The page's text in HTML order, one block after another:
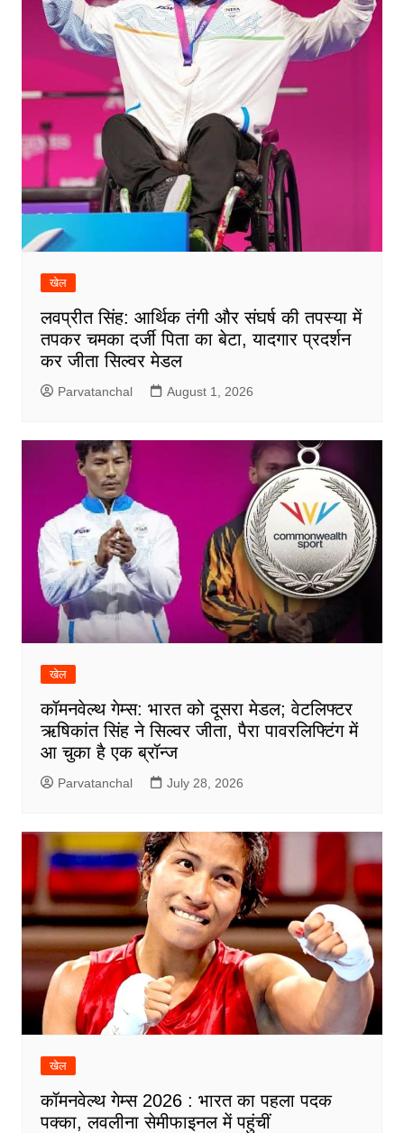
खेल
लवप्रीत सिंह: आर्थिक तंगी और संघर्ष की तपस्या में
तपकर चमका दर्जी पिता का बेटा, यादगार प्रदर्शन
कर जीता सिल्वर मेडल
Parvatanchal August 1, 2026
खेल
कॉमनवेल्थ गेम्स: भारत को दूसरा मेडल; वेटलिफ्टर
ऋषिकांत सिंह ने सिल्वर जीता, पैरा पावरलिफ्टिंग में
आ चुका है एक ब्रॉन्ज
Parvatanchal July 28, 2026
खेल
कॉमनवेल्थ गेम्स 2026 : भारत का पहला पदक
पक्का, लवलीना सेमीफाइनल में पहुंचीं